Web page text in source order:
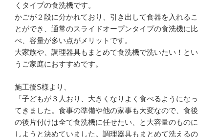
くタイプの食洗機です。
かごが２段に分かれており、引き出して食器を入れるこ
とができ、通常のスライドオープンタイプの食洗機に比
べ、容量が多い点がメリットです。
大家族や、調理器具もまとめて食洗機で洗いたい！とい
うご家庭におすすめです。
施工後S様より、
「子どもが３人おり、大きくなりよく食べるようになっ
てきました。食事の準備や他の家事も大変なので、食後
の後片付けは全て食洗機に任せたい、と大容量のものに
しようと決めていました。調理器具もまとめて洗えるの